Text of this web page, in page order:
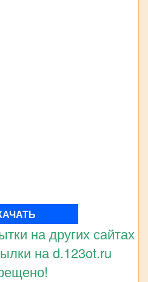
на других сайтах
на d.123ot.ru